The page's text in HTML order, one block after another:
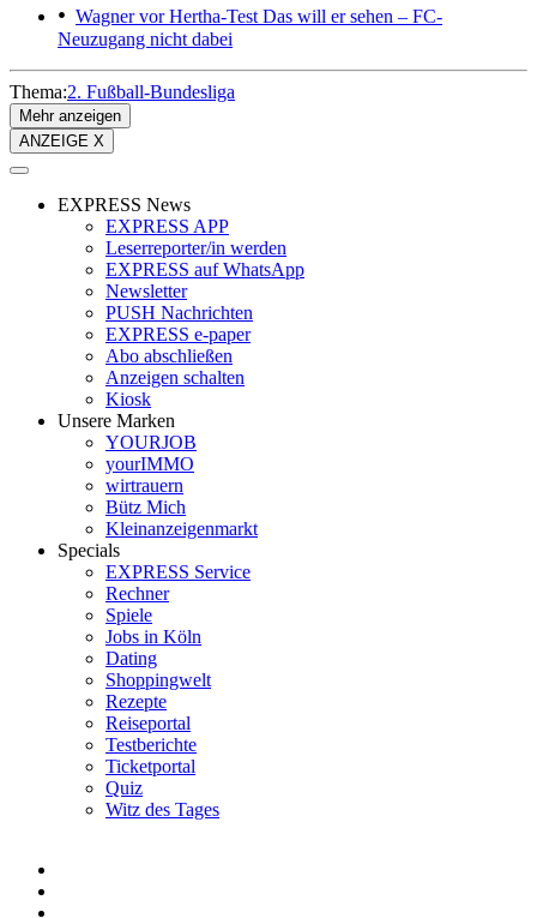
Wagner vor Hertha-Test Das will er sehen – FC-
Neuzugang nicht dabei
Thema:2. Fußball-Bundesliga
Mehr anzeigen
ANZEIGE X
EXPRESS News
EXPRESS APP
Leserreporter/in werden
EXPRESS auf WhatsApp
Newsletter
PUSH Nachrichten
EXPRESS e-paper
Abo abschließen
Anzeigen schalten
Kiosk
Unsere Marken
YOURJOB
yourIMMO
wirtrauern
Bütz Mich
Kleinanzeigenmarkt
Specials
EXPRESS Service
Rechner
Spiele
Jobs in Köln
Dating
Shoppingwelt
Rezepte
Reiseportal
Testberichte
Ticketportal
Quiz
Witz des Tages